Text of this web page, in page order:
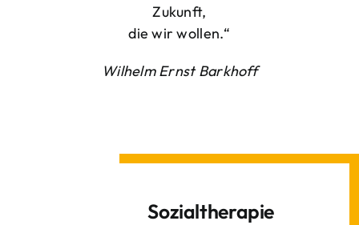
Zukunft,
die wir wollen.“
Wilhelm Ernst Barkhoff
Sozialtherapie